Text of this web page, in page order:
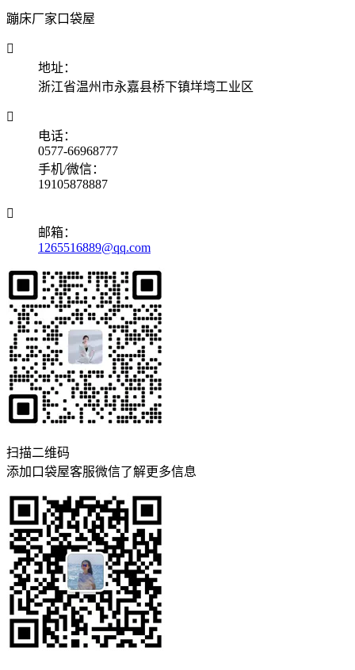
蹦床厂家口袋屋

地址：
浙江省温州市永嘉县桥下镇垟塆工业区

电话：
0577-66968777
手机/微信：
19105878887

邮箱：
1265516889@qq.com
扫描二维码
添加口袋屋客服微信了解更多信息